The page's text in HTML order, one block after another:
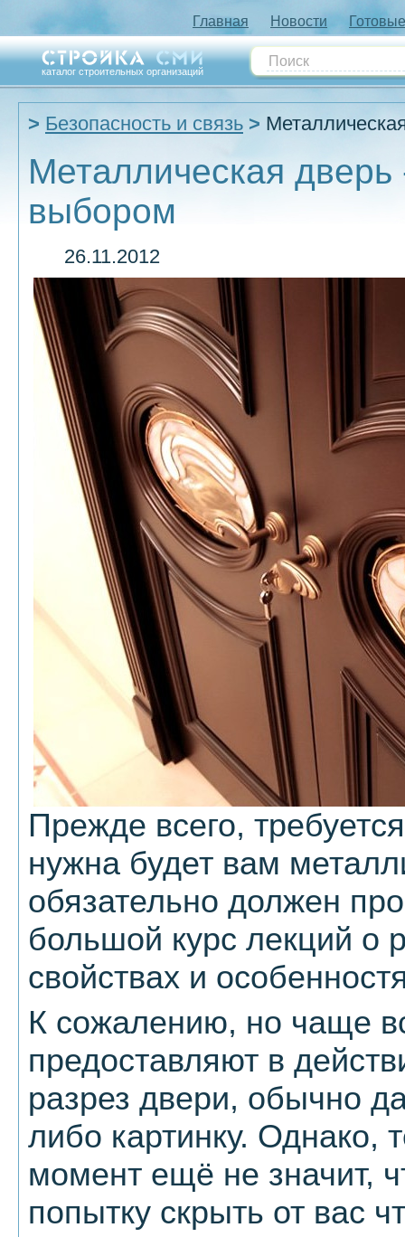
Главная Новости
каталог строительных организаций
Безопасность и связь
Металлическая
выбором
26.11.2012
Прежде всего,
нужна будет вам
обязательно должен
большой курс лекций о
свойствах и
К сожалению, но чаще
предоставляют в
разрез двери, обычно
либо картинку. Однако,
момент ещё не значит,
попытку скрыть от вас